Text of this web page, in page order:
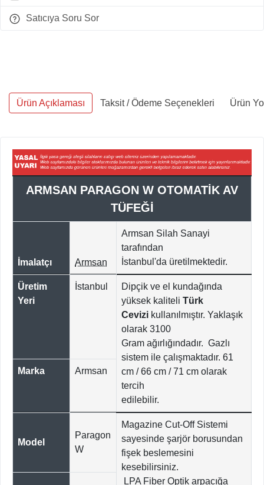
Satıcıya Soru Sor
Ürün Açıklaması Taksit / Ödeme Seçenekleri Ürün
ARMSAN PARAGON W OTOMATİK AV
TÜFEĞİ
İmalatçı Armsan
Armsan Silah Sanayi
tarafından
İstanbul'da üretilmektedir.
Üretim
Yeri
İstanbul
Dipçik ve el kundağında
yüksek kaliteli Türk
Cevizi kullanılmıştır. Yaklaşık
olarak 3100
Gram ağırlığındadır. Gazlı
sistem ile çalışmaktadır. 61
cm / 66 cm / 71 cm olarak
tercih
edilebilir.
Marka Armsan
Model
Paragon
W
Magazine Cut-Off Sistemi
sayesinde şarjör borusundan
fişek beslemesini
kesebilirsiniz.
LPA Fiber Optik arpacığa